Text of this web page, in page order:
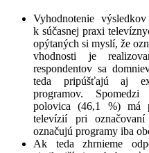
Vyhodnotenie
k súčasnej praxi
opýtaných si myslí, že
vhodnosti je
respondentov sa
teda pripúšťajú aj
programov.
polovica (46,1 %) má
televízií pri
označujú programy iba
Ak teda zhrnieme